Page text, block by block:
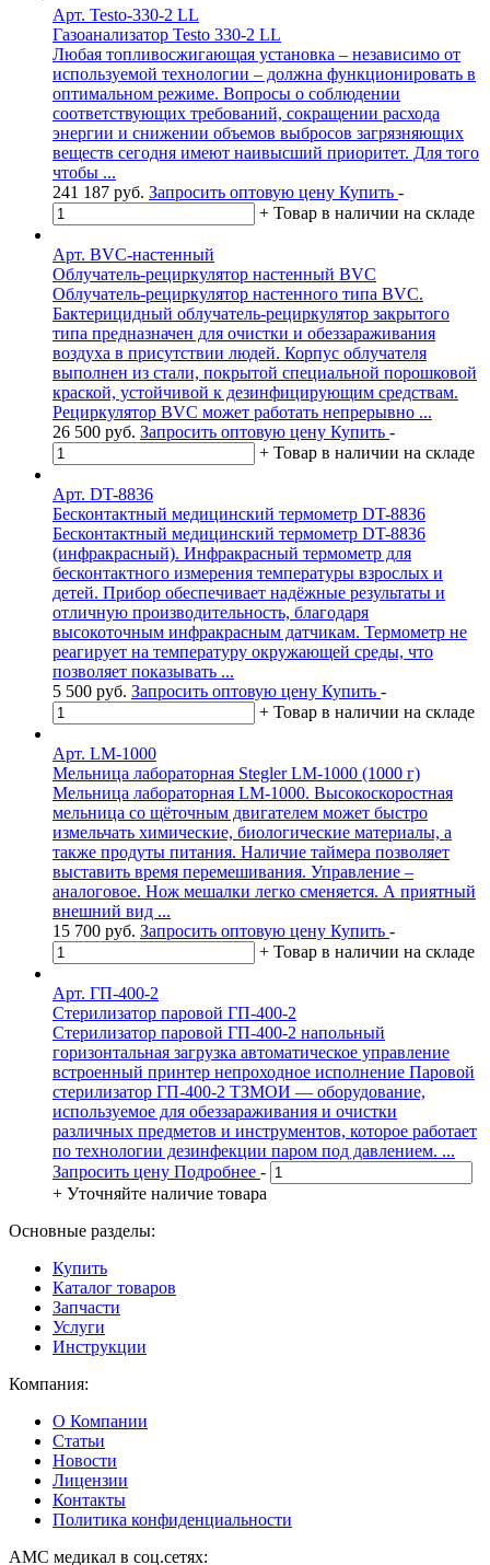
Арт. Testo-330-2 LL
Газоанализатор Testo 330-2 LL
Любая топливосжигающая установка – независимо от
используемой технологии – должна функционировать в
оптимальном режиме. Вопросы о соблюдении
соответствующих требований, сокращении расхода
энергии и снижении объемов выбросов загрязняющих
веществ сегодня имеют наивысший приоритет. Для того
чтобы ...
241 187 руб. Запросить оптовую цену Купить -
+ Товар в наличии на складе
Арт. BVC-настенный
Облучатель-рециркулятор настенный BVC
Облучатель-рециркулятор настенного типа BVC.
Бактерицидный облучатель-рециркулятор закрытого
типа предназначен для очистки и обеззараживания
воздуха в присутствии людей. Корпус облучателя
выполнен из стали, покрытой специальной порошковой
краской, устойчивой к дезинфицирующим средствам.
Рециркулятор BVC может работать непрерывно ...
26 500 руб. Запросить оптовую цену Купить -
+ Товар в наличии на складе
Арт. DT-8836
Бесконтактный медицинский термометр DT-8836
Бесконтактный медицинский термометр DT-8836
(инфракрасный). Инфракрасный термометр для
бесконтактного измерения температуры взрослых и
детей. Прибор обеспечивает надёжные результаты и
отличную производительность, благодаря
высокоточным инфракрасным датчикам. Термометр не
реагирует на температуру окружающей среды, что
позволяет показывать ...
5 500 руб. Запросить оптовую цену Купить -
+ Товар в наличии на складе
Арт. LM-1000
Мельница лабораторная Stegler LM-1000 (1000 г)
Мельница лабораторная LM-1000. Высокоскоростная
мельница со щёточным двигателем может быстро
измельчать химические, биологические материалы, а
также продуты питания. Наличие таймера позволяет
выставить время перемешивания. Управление –
аналоговое. Нож мешалки легко сменяется. А приятный
внешний вид ...
15 700 руб. Запросить оптовую цену Купить -
+ Товар в наличии на складе
Арт. ГП-400-2
Стерилизатор паровой ГП-400-2
Стерилизатор паровой ГП-400-2 напольный
горизонтальная загрузка автоматическое управление
встроенный принтер непроходное исполнение Паровой
стерилизатор ГП-400-2 ТЗМОИ — оборудование,
используемое для обеззараживания и очистки
различных предметов и инструментов, которое работает
по технологии дезинфекции паром под давлением. ...
Запросить цену Подробнее -
+ Уточняйте наличие товара
Основные разделы:
Купить
Каталог товаров
Запчасти
Услуги
Инструкции
Компания:
О Компании
Статьи
Новости
Лицензии
Контакты
Политика конфиденциальности
АМС медикал в соц.сетях: